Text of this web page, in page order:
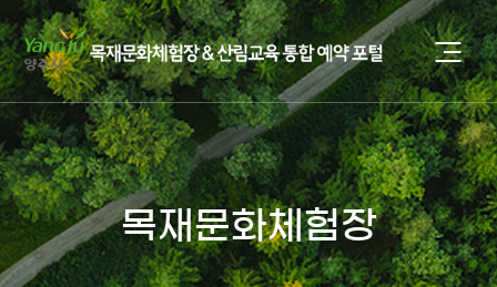
목재문화체험장